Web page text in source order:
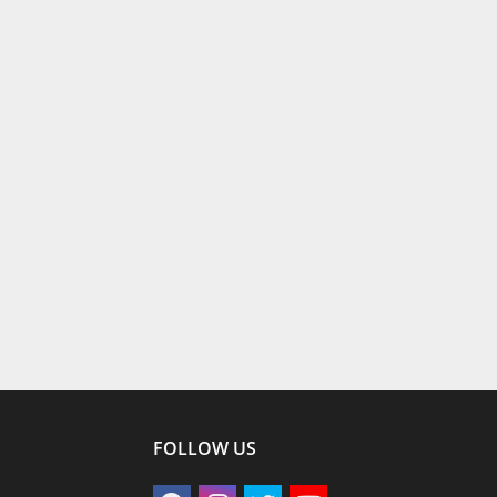
FOLLOW US